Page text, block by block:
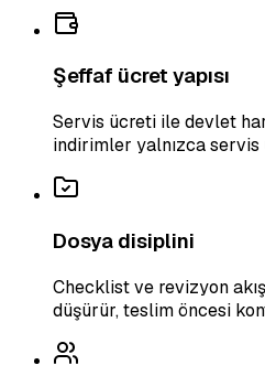
Şeffaf ücret yapısı
Servis ücreti ile devlet
indirimler yalnızca servis
Dosya disiplini
Checklist ve revizyon
düşürür, teslim öncesi